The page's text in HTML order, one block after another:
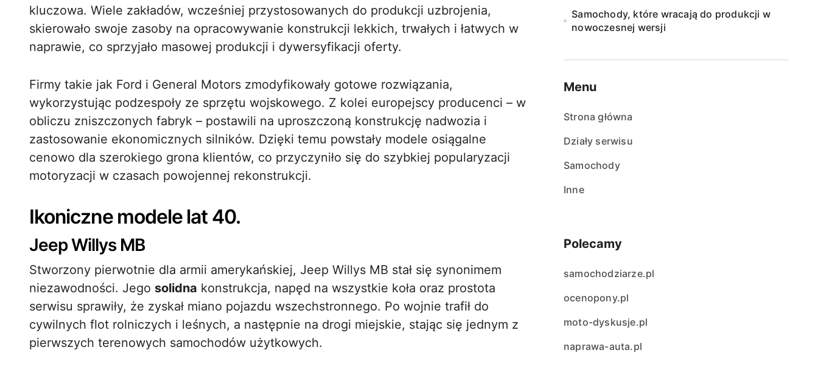
kluczowa. Wiele zakładów, wcześniej przystosowanych do produkcji uzbrojenia,
skierowało swoje zasoby na opracowywanie konstrukcji lekkich, trwałych i łatwych w
naprawie, co sprzyjało masowej produkcji i dywersyfikacji oferty.
Firmy takie jak Ford i General Motors zmodyfikowały gotowe rozwiązania,
wykorzystując podzespoły ze sprzętu wojskowego. Z kolei europejscy producenci – w
obliczu zniszczonych fabryk – postawili na uproszczoną konstrukcję nadwozia i
zastosowanie ekonomicznych silników. Dzięki temu powstały modele osiągalne
cenowo dla szerokiego grona klientów, co przyczyniło się do szybkiej popularyzacji
motoryzacji w czasach powojennej rekonstrukcji.
Ikoniczne modele lat 40.
Jeep Willys MB
Stworzony pierwotnie dla armii amerykańskiej, Jeep Willys MB stał się synonimem
niezawodności. Jego solidna konstrukcja, napęd na wszystkie koła oraz prostota
serwisu sprawiły, że zyskał miano pojazdu wszechstronnego. Po wojnie trafił do
cywilnych flot rolniczych i leśnych, a następnie na drogi miejskie, stając się jednym z
pierwszych terenowych samochodów użytkowych.
Samochody, które wracają do produkcji w
nowoczesnej wersji
Menu
Strona główna
Działy serwisu
Samochody
Inne
Polecamy
samochodziarze.pl
ocenopony.pl
moto-dyskusje.pl
naprawa-auta.pl